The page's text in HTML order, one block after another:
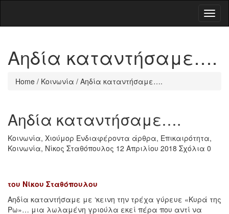
Αηδία καταντήσαμε….
Home / Κοινωνία / Αηδία καταντήσαμε….
Αηδία καταντήσαμε….
Κοινωνία, Χιούμορ Ενδιαφέροντα άρθρα, Επικαιρότητα,
Κοινωνία, Νίκος Σταθόπουλος 12 Απριλίου 2018 Σχόλια 0
του Νίκου Σταθόπουλου
Αηδία καταντήσαμε με ‘κεινη την τρέχα γύρευε «Κυρά της
Ρω»… μια λωλαμένη γριούλα εκεί πέρα που αντί να